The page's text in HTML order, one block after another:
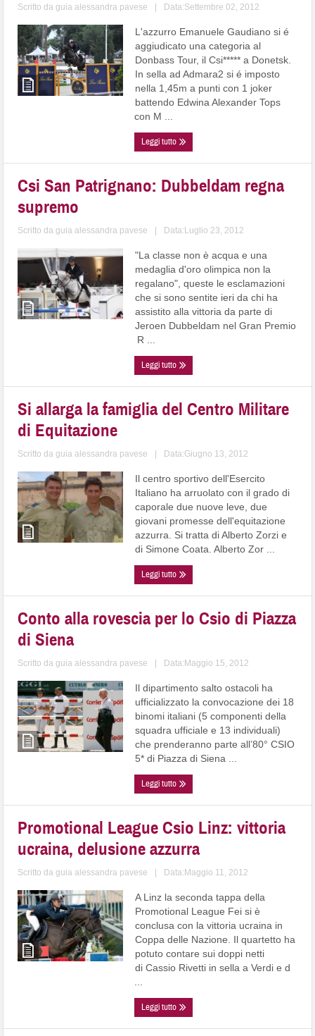
Scritto daguia alessandra pavese Data:Settembre 02, 2012
L'azzurro Emanuele Gaudiano si é
aggiudicato una categoria al
Donbass Tour, il Csi***** a Donetsk.
In sella ad Admara2 si é imposto
nella 1,45m a punti con 1 joker
battendo Edwina Alexander Tops
con M ...
Leggi tutto
Csi San Patrignano: Dubbeldam regna
supremo
Scritto daguia alessandra pavese Data:Luglio 23, 2012
"La classe non è acqua e una
medaglia d'oro olimpica non la
regalano", queste le esclamazioni
che si sono sentite ieri da chi ha
assistito alla vittoria da parte di
Jeroen Dubbeldam nel Gran Premio
R ...
Leggi tutto
Si allarga la famiglia del Centro Militare
di Equitazione
Scritto daguia alessandra pavese Data:Giugno 13, 2012
Il centro sportivo dell'Esercito
Italiano ha arruolato con il grado di
caporale due nuove leve, due
giovani promesse dell'equitazione
azzurra. Si tratta di Alberto Zorzi e
di Simone Coata. Alberto Zor ...
Leggi tutto
Conto alla rovescia per lo Csio di Piazza
di Siena
Scritto daguia alessandra pavese Data:Maggio 15, 2012
Il dipartimento salto ostacoli ha
ufficializzato la convocazione dei 18
binomi italiani (5 componenti della
squadra ufficiale e 13 individuali)
che prenderanno parte all’80° CSIO
5* di Piazza di Siena ...
Leggi tutto
Promotional League Csio Linz: vittoria
ucraina, delusione azzurra
Scritto daguia alessandra pavese Data:Maggio 11, 2012
A Linz la seconda tappa della
Promotional League Fei si è
conclusa con la vittoria ucraina in
Coppa delle Nazione. Il quartetto ha
potuto contare sui doppi netti
di Cassio Rivetti in sella a Verdi e d
Leggi tutto